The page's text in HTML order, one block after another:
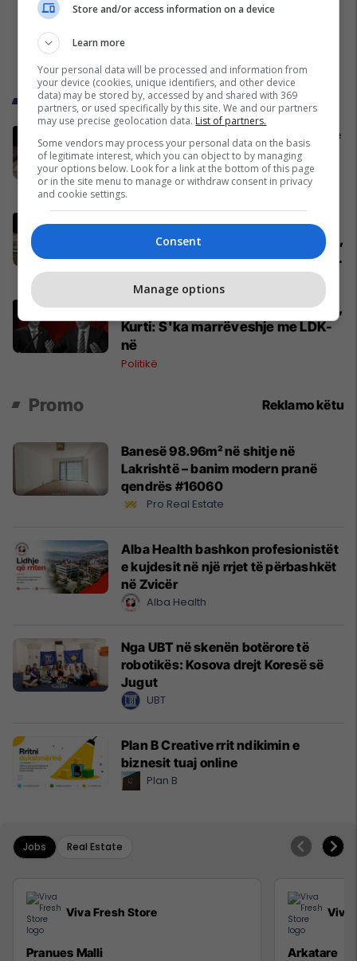
Trend Telegrafi
Ukrainasit i kapin ushtarët rusë në
befasi, ishin duke fjetur në
strehimoret e kamufluara
Evropa
Pacolli: Nëse Shqipëria zgjidh
kontratën për Aeroportin e Vlorës,
MABCO do t’i drejtohet arbitrazhit
ndërkombëtar
Shqipëri
Përfundon takimin me Abdixhikun,
Kurti: S'ka marrëveshje me LDK-
në
Politikë
Promo Reklamo këtu
Banesë 98.96m² në shitje në
Lakrishtë – banim modern pranë
qendrës #16060
Pro Real Estate
Alba Health bashkon profesionistët
e kujdesit në një rrjet të përbashkët
në Zvicër
Alba Health
Nga UBT në skenën botërore të
robotikës: Kosova drejt Koresë së
Jugut
UBT
Plan B Creative rrit ndikimin e
biznesit tuaj online
Plan B
Jobs Real Estate
Viva Fresh Store
Pranues Malli
Viva
Arkatare
Store and/or access information on a device
Learn more
Your personal data will be processed and information from
your device (cookies, unique identifiers, and other device
data) may be stored by, accessed by and shared with 369
partners, or used specifically by this site. We and our partners
may use precise geolocation data. List of partners.
Some vendors may process your personal data on the basis
of legitimate interest, which you can object to by managing
your options below. Look for a link at the bottom of this page
or in the site menu to manage or withdraw consent in privacy
and cookie settings.
Consent
Manage options